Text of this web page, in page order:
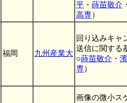
平 ・ 蒔苗敬介
高専）
福岡 九州産業大
回り込みキャ
送信に関する
○蒔苗敬介 ・
専）
画像の微小ス